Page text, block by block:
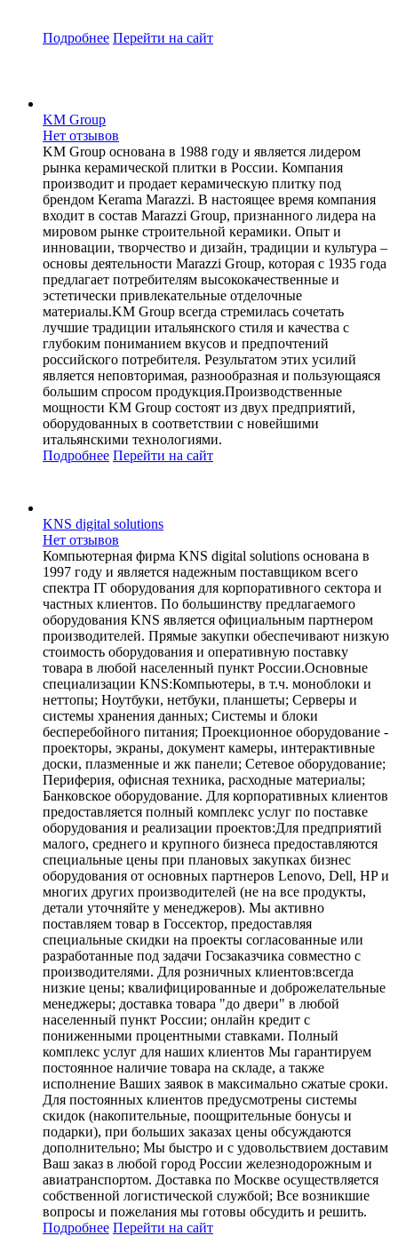
Подробнее Перейти на сайт
KM Group
Нет отзывов
KM Group основана в 1988 году и является лидером
рынка керамической плитки в России. Компания
производит и продает керамическую плитку под
брендом Kerama Marazzi. В настоящее время компания
входит в состав Marazzi Group, признанного лидера на
мировом рынке строительной керамики. Опыт и
инновации, творчество и дизайн, традиции и культура –
основы деятельности Marazzi Group, которая с 1935 года
предлагает потребителям высококачественные и
эстетически привлекательные отделочные
материалы.KM Group всегда стремилась сочетать
лучшие традиции итальянского стиля и качества с
глубоким пониманием вкусов и предпочтений
российского потребителя. Результатом этих усилий
является неповторимая, разнообразная и пользующаяся
большим спросом продукция.Производственные
мощности KM Group состоят из двух предприятий,
оборудованных в соответствии с новейшими
итальянскими технологиями.
Подробнее Перейти на сайт
KNS digital solutions
Нет отзывов
Компьютерная фирма KNS digital solutions основана в
1997 году и является надежным поставщиком всего
спектра IT оборудования для корпоративного сектора и
частных клиентов. По большинству предлагаемого
оборудования KNS является официальным партнером
производителей. Прямые закупки обеспечивают низкую
стоимость оборудования и оперативную поставку
товара в любой населенный пункт России.Основные
специализации KNS:Компьютеры, в т.ч. моноблоки и
неттопы; Ноутбуки, нетбуки, планшеты; Серверы и
системы хранения данных; Системы и блоки
бесперебойного питания; Проекционное оборудование -
проекторы, экраны, документ камеры, интерактивные
доски, плазменные и жк панели; Сетевое оборудование;
Периферия, офисная техника, расходные материалы;
Банковское оборудование. Для корпоративных клиентов
предоставляется полный комплекс услуг по поставке
оборудования и реализации проектов:Для предприятий
малого, среднего и крупного бизнеса предоставляются
специальные цены при плановых закупках бизнес
оборудования от основных партнеров Lenovo, Dell, HP и
многих других производителей (не на все продукты,
детали уточняйте у менеджеров). Мы активно
поставляем товар в Госсектор, предоставляя
специальные скидки на проекты согласованные или
разработанные под задачи Госзаказчика совместно с
производителями. Для розничных клиентов:всегда
низкие цены; квалифицированные и доброжелательные
менеджеры; доставка товара "до двери" в любой
населенный пункт России; онлайн кредит с
пониженными процентными ставками. Полный
комплекс услуг для наших клиентов Мы гарантируем
постоянное наличие товара на складе, а также
исполнение Ваших заявок в максимально сжатые сроки.
Для постоянных клиентов предусмотрены системы
скидок (накопительные, поощрительные бонусы и
подарки), при больших заказах цены обсуждаются
дополнительно; Мы быстро и с удовольствием доставим
Ваш заказ в любой город России железнодорожным и
авиатранспортом. Доставка по Москве осуществляется
собственной логистической службой; Все возникшие
вопросы и пожелания мы готовы обсудить и решить.
Подробнее Перейти на сайт